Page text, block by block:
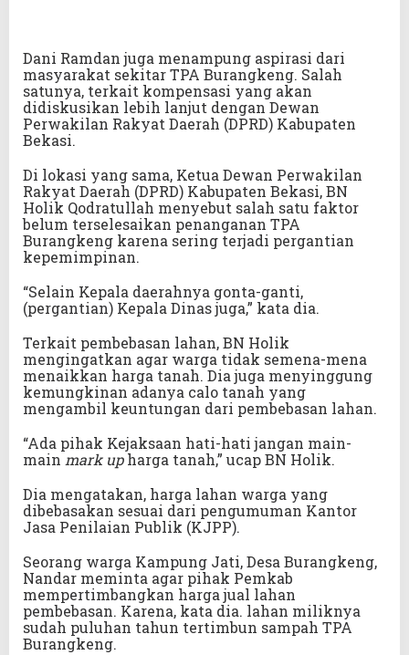
Dani Ramdan juga menampung aspirasi dari
masyarakat sekitar TPA Burangkeng. Salah
satunya, terkait kompensasi yang akan
didiskusikan lebih lanjut dengan Dewan
Perwakilan Rakyat Daerah (DPRD) Kabupaten
Bekasi.
Di lokasi yang sama, Ketua Dewan Perwakilan
Rakyat Daerah (DPRD) Kabupaten Bekasi, BN
Holik Qodratullah menyebut salah satu faktor
belum terselesaikan penanganan TPA
Burangkeng karena sering terjadi pergantian
kepemimpinan.
“Selain Kepala daerahnya gonta-ganti,
(pergantian) Kepala Dinas juga,” kata dia.
Terkait pembebasan lahan, BN Holik
mengingatkan agar warga tidak semena-mena
menaikkan harga tanah. Dia juga menyinggung
kemungkinan adanya calo tanah yang
mengambil keuntungan dari pembebasan lahan.
“Ada pihak Kejaksaan hati-hati jangan main-
main mark upharga tanah,” ucap BN Holik.
Dia mengatakan, harga lahan warga yang
dibebasakan sesuai dari pengumuman Kantor
Jasa Penilaian Publik (KJPP).
Seorang warga Kampung Jati, Desa Burangkeng,
Nandar meminta agar pihak Pemkab
mempertimbangkan harga jual lahan
pembebasan. Karena, kata dia. lahan miliknya
sudah puluhan tahun tertimbun sampah TPA
Burangkeng.